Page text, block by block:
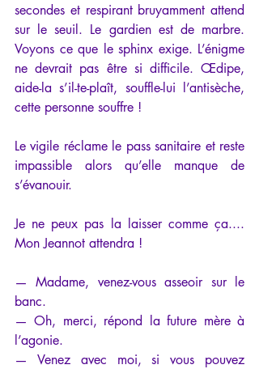
secondes et respirant bruyamment attend
sur le seuil. Le gardien est de marbre.
Voyons ce que le sphinx exige. L’énigme
ne devrait pas être si difficile. Œdipe,
aide-la s’il-te-plaît, souffle-lui l’antisèche,
cette personne souffre !
Le vigile réclame le pass sanitaire et reste
impassible alors qu’elle manque de
s’évanouir.
Je ne peux pas la laisser comme ça....
Mon Jeannot attendra !
— Madame, venez-vous asseoir sur le
banc.
— Oh, merci, répond la future mère à
l’agonie.
— Venez avec moi, si vous pouvez